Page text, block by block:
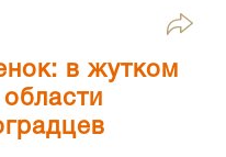
в жутком